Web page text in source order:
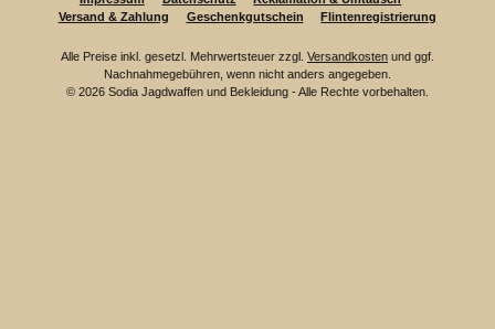
Versand & Zahlung
Geschenkgutschein Flintenregistrierung
Alle Preise inkl. gesetzl. Mehrwertsteuer zzgl. Versandkosten und ggf.
Nachnahmegebühren, wenn nicht anders angegeben.
© 2026 Sodia Jagdwaffen und Bekleidung - Alle Rechte vorbehalten.